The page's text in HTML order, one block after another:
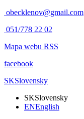
obecklenov@gmail.com
051/778 22 02
Mapa webu RSS
facebook
SKSlovensky
SKSlovensky
ENEnglish